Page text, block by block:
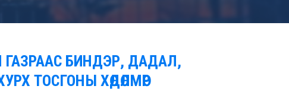
ГАЗРААС БИНДЭР, ДАДАЛ,
ТОСГОНЫ ХӨДӨЛМӨР